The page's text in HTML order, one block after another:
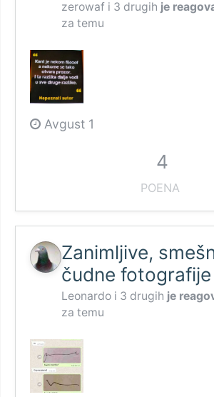
zerowaf i 3 drugih je
za temu
Avgust 1
4
POENA
Zanimljive,
čudne fotografije
Leonardo i 3 drugih je
za temu